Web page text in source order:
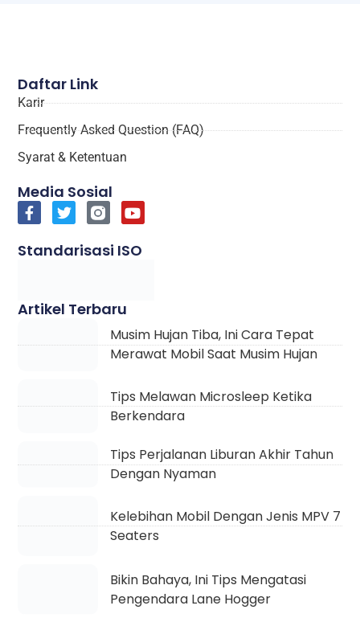
Artikel Terbaru
Merawat Mobil Saat Musim Hujan
Tips Melawan Microsleep Ketika
Dengan Nyaman
Syarat & Ketentuan
Media Sosial
Standarisasi ISO